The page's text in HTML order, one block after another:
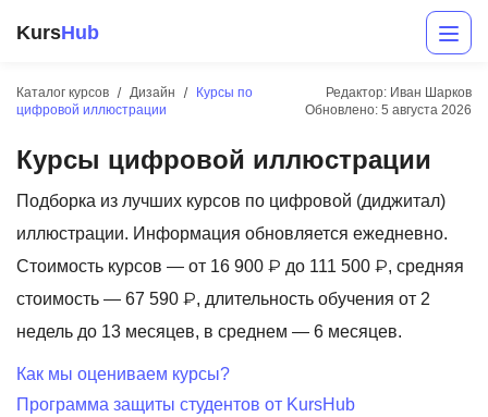
KursHub
Каталог курсов Дизайн
Курсы по
цифровой иллюстрации
Редактор: Иван Шарков
Обновлено: 5 августа 2026
Курсы цифровой иллюстрации
Подборка из лучших курсов по цифровой (диджитал)
иллюстрации. Информация обновляется ежедневно.
Стоимость курсов — от 16 900 ₽ до 111 500 ₽, средняя
стоимость — 67 590 ₽, длительность обучения от 2
недель до 13 месяцев, в среднем — 6 месяцев.
Как мы оцениваем курсы?
Программа защиты студентов от KursHub
Разработка
Маркетинг
Дизайн